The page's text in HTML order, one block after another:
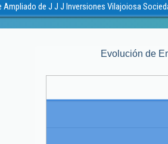
Ampliado de J J J Inversiones Vilajoiosa
Evolución de